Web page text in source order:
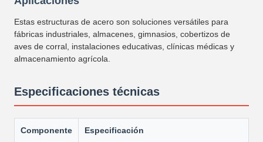
Estas estructuras de acero son soluciones versátiles para
fábricas industriales, almacenes, gimnasios, cobertizos de
aves de corral, instalaciones educativas, clínicas médicas y
almacenamiento agrícola.
Especificaciones técnicas
Componente Especificación